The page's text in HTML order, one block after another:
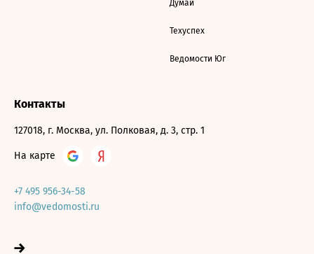
Думай
Техуспех
Ведомости Юг
Контакты
127018, г. Москва, ул. Полковая, д. 3, стр. 1
На карте
+7 495 956-34-58
info@vedomosti.ru